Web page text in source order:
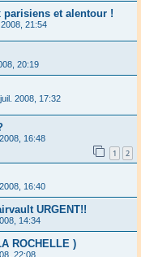
parisiens et alentour !
21:54
20:19
2008, 17:32
16:48
1 2
16:40
URGENT!!
14:34
ROCHELLE )
22:08